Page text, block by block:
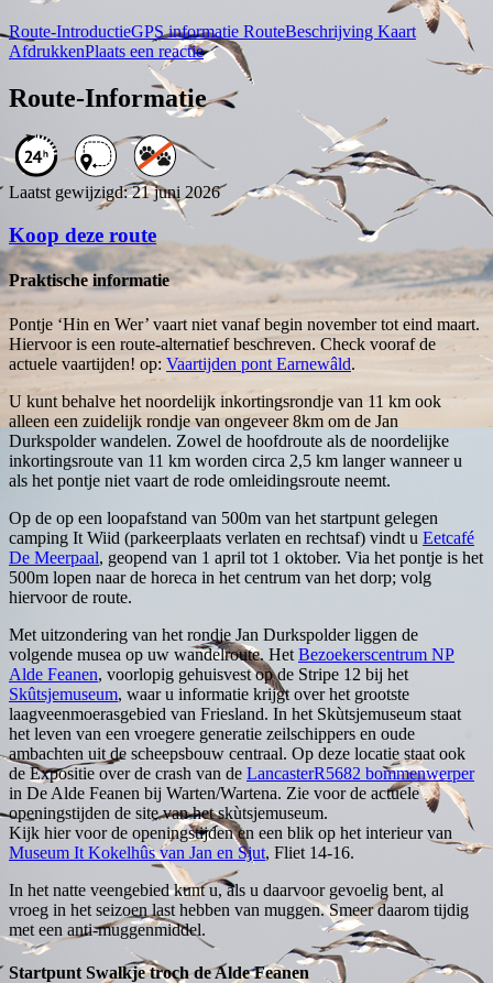
Route-IntroductieGPS informatie RouteBeschrijving Kaart
AfdrukkenPlaats een reactie
Route-Informatie
Laatst gewijzigd: 21 juni 2026
Koop deze route
Praktische informatie
Pontje ‘Hin en Wer’ vaart niet vanaf begin november tot eind maart.
Hiervoor is een route-alternatief beschreven. Check vooraf de
actuele vaartijden! op: Vaartijden pont Earnewâld.
U kunt behalve het noordelijk inkortingsrondje van 11 km ook
alleen een zuidelijk rondje van ongeveer 8km om de Jan
Durkspolder wandelen. Zowel de hoofdroute als de noordelijke
inkortingsroute van 11 km worden circa 2,5 km langer wanneer u
als het pontje niet vaart de rode omleidingsroute neemt.
Op de op een loopafstand van 500m van het startpunt gelegen
camping It Wiid (parkeerplaats verlaten en rechtsaf) vindt u Eetcafé
De Meerpaal, geopend van 1 april tot 1 oktober. Via het pontje is het
500m lopen naar de horeca in het centrum van het dorp; volg
hiervoor de route.
Met uitzondering van het rondje Jan Durkspolder liggen de
volgende musea op uw wandelroute. Het Bezoekerscentrum NP
Alde Feanen, voorlopig gehuisvest op de Stripe 12 bij het
Skûtsjemuseum, waar u informatie krijgt over het grootste
laagveenmoerasgebied van Friesland. In het Skùtsjemuseum staat
het leven van een vroegere generatie zeilschippers en oude
ambachten uit de scheepsbouw centraal. Op deze locatie staat ook
de Expositie over de crash van de LancasterR5682 bommenwerper
in De Alde Feanen bij Warten/Wartena. Zie voor de actuele
openingstijden de site van het skùtsjemuseum.
Kijk hier voor de openingstijden en een blik op het interieur van
Museum It Kokelhûs van Jan en Sjut, Fliet 14-16.
In het natte veengebied kunt u, als u daarvoor gevoelig bent, al
vroeg in het seizoen last hebben van muggen. Smeer daarom tijdig
met een anti-muggenmiddel.
Startpunt Swalkje troch de Alde Feanen